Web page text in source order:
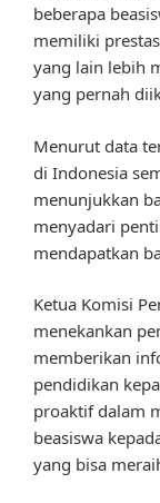
beberapa
memiliki
yang lain lebih
yang pernah
Menurut data
di Indonesia
menunjukkan
menyadari
mendapatkan
Ketua Komisi
menekankan
memberikan
pendidikan
proaktif dalam
beasiswa
yang bisa